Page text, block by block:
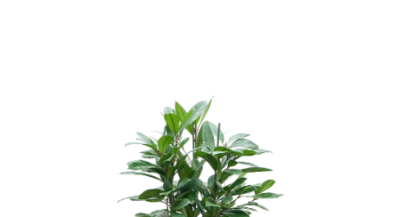
INTERIÉROVÉ DEKORÁCIE